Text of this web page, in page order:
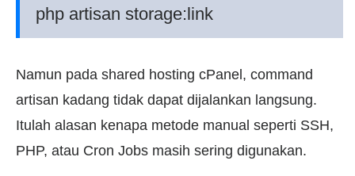
php artisan storage:link
Namun pada shared hosting cPanel, command
artisan kadang tidak dapat dijalankan langsung.
Itulah alasan kenapa metode manual seperti SSH,
PHP, atau Cron Jobs masih sering digunakan.